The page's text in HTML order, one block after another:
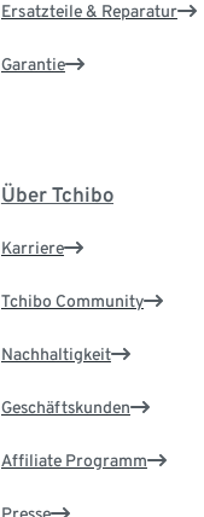
Ersatzteile & Reparatur
Garantie
Über Tchibo
Karriere
Tchibo Community
Nachhaltigkeit
Geschäftskunden
Affiliate Programm